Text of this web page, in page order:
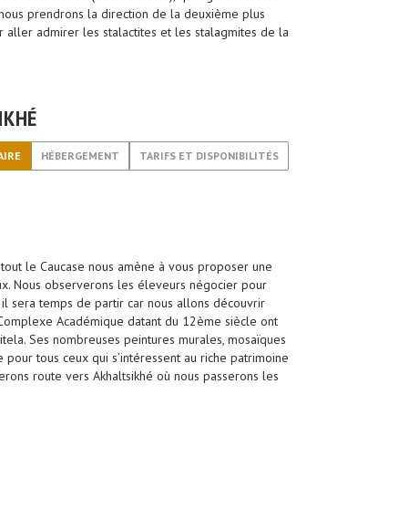
prendrons la direction de la deuxième plus
aller admirer les stalactites et les stalagmites de la
HÉBERGEMENT TARIFS ET DISPONIBILITÉS
le Caucase nous amène à vous proposer une
Nous observerons les éleveurs négocier pour
sera temps de partir car nous allons découvrir
Académique datant du 12ème siècle ont
Ses nombreuses peintures murales, mosaïques
tous ceux qui s’intéressent au riche patrimoine
route vers Akhaltsikhé où nous passerons les